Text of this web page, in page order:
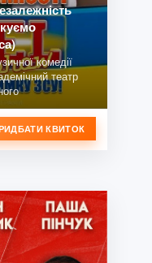
комедії
театр
КВИТОК